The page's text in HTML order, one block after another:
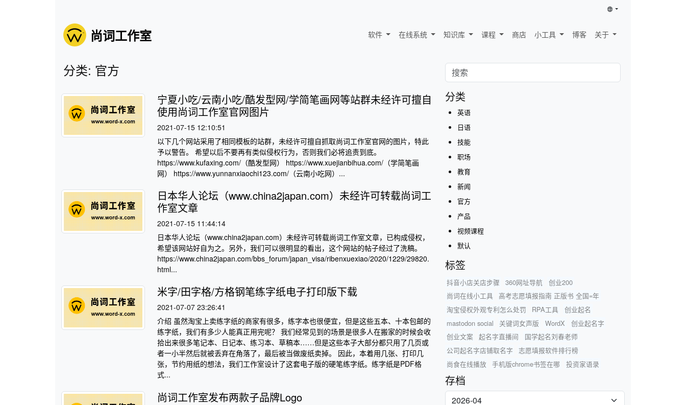
尚词工作室 软件 在线系统 知识库 课程 商店 小工具 博客 关于
分类: 官方
宁夏小吃/云南小吃/酷发型网/学简笔画网等站群未经许可擅自
使用尚词工作室官网图片
2021-07-15 12:10:51
以下几个网站采用了相同模板的站群，未经许可擅自抓取尚词工作室官网的图片，特此
予以警告。 希望以后不要再有类似侵权行为，否则我们必将追责到底。
https://www.kufaxing.com/（酷发型网） https://www.xuejianbihua.com/（学简笔画
网） https://www.yunnanxiaochi123.com/（云南小吃网）...
日本华人论坛（www.china2japan.com）未经许可转载尚词工
作室文章
2021-07-15 11:44:14
日本华人论坛（www.china2japan.com）未经许可转载尚词工作室文章，已构成侵权，
希望该网站好自为之。另外，我们可以很明显的看出，这个网站的帖子经过了洗稿。
https://www.china2japan.com/bbs_forum/japan_visa/ribenxuexiao/2020/1229/29820.
html...
米字/田字格/方格钢笔练字纸电子打印版下载
2021-07-07 23:26:41
介绍 虽然淘宝上卖练字纸的商家有很多，练字本也很便宜，但是这些五本、十本包邮的
练字纸，我们有多少人能真正用完呢？ 我们经常见到的场景是很多人在搬家的时候会收
拾出来很多笔记本、日记本、练习本、草稿本……但是这些本子大部分都只用了几页或
者一小半然后就被丢弃在角落了，最后被当做废纸卖掉。 因此，本着用几张、打印几
张，节约用纸的想法，我们工作室设计了这套电子版的硬笔练字纸。练字纸是PDF格
式...
尚词工作室发布两款子品牌Logo
分类
英语
日语
技能
职场
教育
新闻
官方
产品
视频课程
默认
标签
抖音小店关店步骤 360网址导航
创业200
尚词在线小工具
高考志愿填报指南 正版书 全国=年
淘宝侵权外观专利怎么处罚
RPA工具
创业起名
mastodon social
关键词女声版 WordX
创业起名字
创业文案
起名字直播间
国学起名刘春老师
公司起名字店铺取名字
志愿填报软件排行榜
尚食在线播放
手机版chrome书签在哪 投资家语录
存档